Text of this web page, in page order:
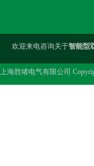
欢迎来电咨询关于智能型
上海胜绪电气有限公司